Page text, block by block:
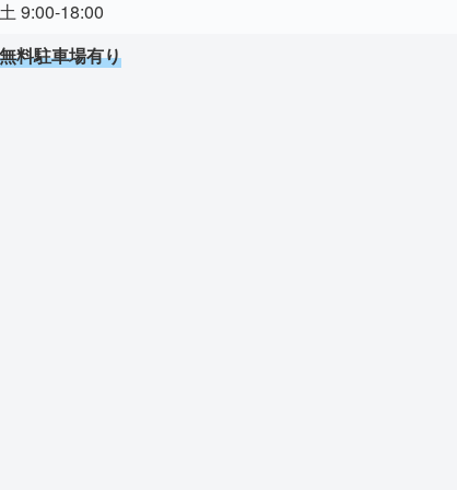
土 9:00-18:00
無料駐車場有り